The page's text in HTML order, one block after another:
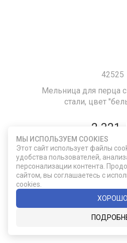
42525
Мельница для перца
стали, цвет
2 321
ДОБАВИТЬ В
МЫ ИСПОЛЬЗУЕМ COOKIES
Этот сайт использует файлы
удобства пользователей,
персонализации контента.
сайтом, вы соглашаетесь с
cookies.
ХОРОШО